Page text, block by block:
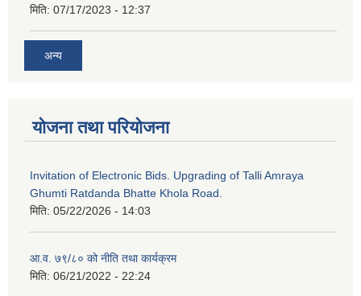
मिति: 07/17/2023 - 12:37
अन्य
योजना तथा परियोजना
Invitation of Electronic Bids. Upgrading of Talli Amraya
Ghumti Ratdanda Bhatte Khola Road.
मिति: 05/22/2026 - 14:03
आ.व. ७९/८० को नीति तथा कार्यक्रम
मिति: 06/21/2022 - 22:24